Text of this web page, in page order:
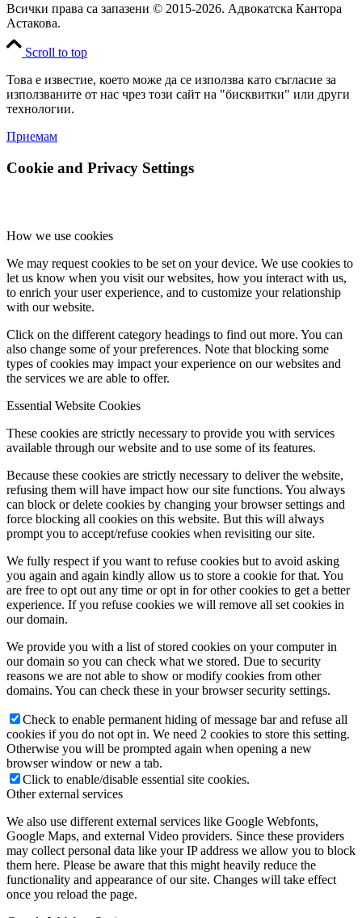
Всички права са запазени © 2015-2026. Адвокатска Кантора
Астакова.
Scroll to top
Това е известие, което може да се използва като съгласие за
използваните от нас чрез този сайт на "бисквитки" или други
технологии.
Приемам
Cookie and Privacy Settings
How we use cookies
We may request cookies to be set on your device. We use cookies to
let us know when you visit our websites, how you interact with us,
to enrich your user experience, and to customize your relationship
with our website.
Click on the different category headings to find out more. You can
also change some of your preferences. Note that blocking some
types of cookies may impact your experience on our websites and
the services we are able to offer.
Essential Website Cookies
These cookies are strictly necessary to provide you with services
available through our website and to use some of its features.
Because these cookies are strictly necessary to deliver the website,
refusing them will have impact how our site functions. You always
can block or delete cookies by changing your browser settings and
force blocking all cookies on this website. But this will always
prompt you to accept/refuse cookies when revisiting our site.
We fully respect if you want to refuse cookies but to avoid asking
you again and again kindly allow us to store a cookie for that. You
are free to opt out any time or opt in for other cookies to get a better
experience. If you refuse cookies we will remove all set cookies in
our domain.
We provide you with a list of stored cookies on your computer in
our domain so you can check what we stored. Due to security
reasons we are not able to show or modify cookies from other
domains. You can check these in your browser security settings.
Check to enable permanent hiding of message bar and refuse all
cookies if you do not opt in. We need 2 cookies to store this setting.
Otherwise you will be prompted again when opening a new
browser window or new a tab.
Click to enable/disable essential site cookies.
Other external services
We also use different external services like Google Webfonts,
Google Maps, and external Video providers. Since these providers
may collect personal data like your IP address we allow you to block
them here. Please be aware that this might heavily reduce the
functionality and appearance of our site. Changes will take effect
once you reload the page.